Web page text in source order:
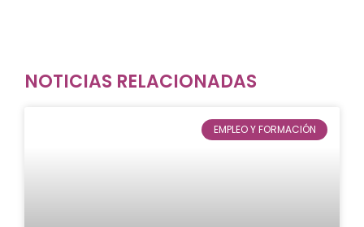
NOTICIAS RELACIONADAS
EMPLEO Y FORMACIÓN